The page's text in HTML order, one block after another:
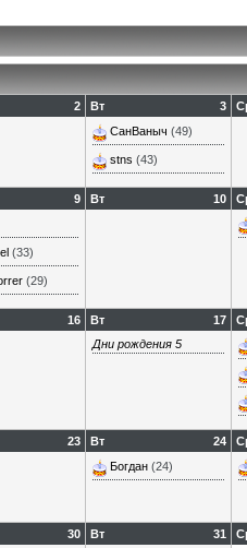
2 3
Вт
СанВаныч (49)
stns (43)
9
(33)
(29)
10
Вт
16 17
Вт
Дни рождения 5
23 24
Вт
Богдан (24)
30 31
Вт